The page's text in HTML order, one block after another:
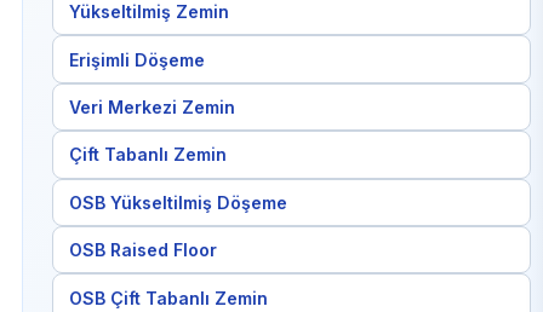
Yükseltilmiş Zemin
Erişimli Döşeme
Veri Merkezi Zemin
Çift Tabanlı Zemin
OSB Yükseltilmiş Döşeme
OSB Raised Floor
OSB Çift Tabanlı Zemin